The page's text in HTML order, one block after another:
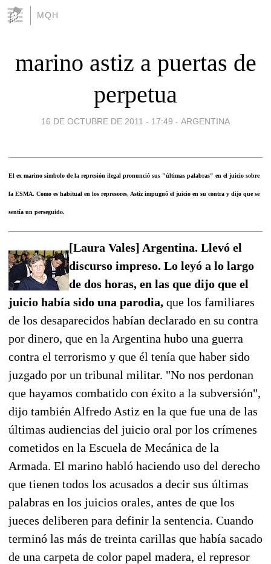
MQH
marino astiz a puertas de
perpetua
16 DE OCTUBRE DE 2011 - 17:49 - ARGENTINA
El ex marino símbolo de la represión ilegal pronunció sus "últimas palabras" en el juicio sobre
la ESMA. Como es habitual en los represores, Astiz impugnó el juicio en su contra y dijo que se
sentía un perseguido.
[Laura Vales] Argentina. Llevó el
discurso impreso. Lo leyó a lo largo
de dos horas, en las que dijo que el
juicio había sido una parodia, que los familiares
de los desaparecidos habían declarado en su contra
por dinero, que en la Argentina hubo una guerra
contra el terrorismo y que él tenía que haber sido
juzgado por un tribunal militar. "No nos perdonan
que hayamos combatido con éxito a la subversión",
dijo también Alfredo Astiz en la que fue una de las
últimas audiencias del juicio oral por los crímenes
cometidos en la Escuela de Mecánica de la
Armada. El marino habló haciendo uso del derecho
que tienen todos los acusados a decir sus últimas
palabras en los juicios orales, antes de que los
jueces deliberen para definir la sentencia. Cuando
terminó las más de treinta carillas que había sacado
de una carpeta de color papel madera, el represor